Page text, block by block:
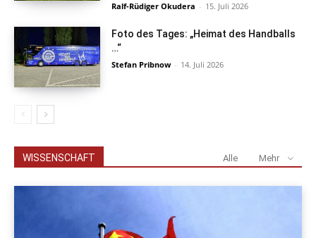
Ralf-Rüdiger Okudera - 15. Juli 2026
Foto des Tages: „Heimat des Handballs
…“
Stefan Pribnow - 14. Juli 2026
WISSENSCHAFT Alle Mehr